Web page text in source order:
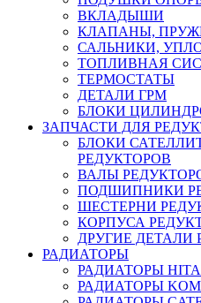
ВКЛАДЫШИ
КЛАПАНЫ,
САЛЬНИКИ,
ТОПЛИВНАЯ
ТЕРМОСТАТЫ
ДЕТАЛИ ГРМ
БЛОКИ
ЗАПЧАСТИ ДЛЯ
БЛОКИ
РЕДУКТОРОВ
ВАЛЫ
ПОДШИПНИКИ
ШЕСТЕРНИ
КОРПУСА
ДРУГИЕ ДЕТАЛИ
РАДИАТОРЫ
РАДИАТОРЫ
РАДИАТОРЫ